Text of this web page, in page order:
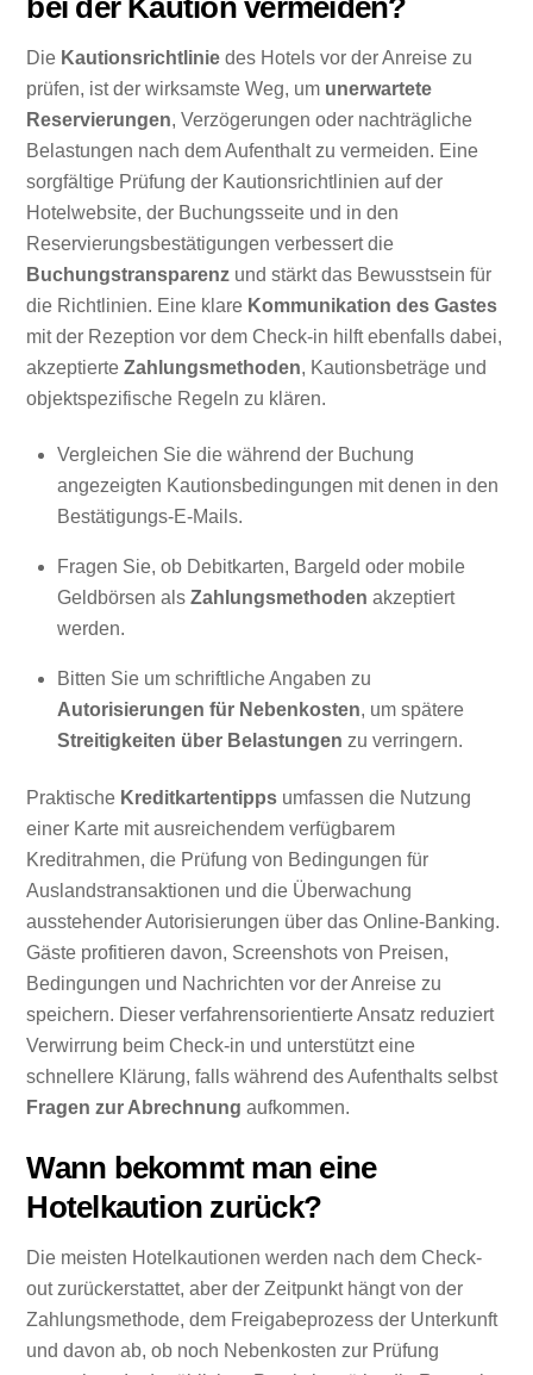
bei der Kaution vermeiden?
Die Kautionsrichtlinie des Hotels vor der Anreise zu
prüfen, ist der wirksamste Weg, um unerwartete
Reservierungen, Verzögerungen oder nachträgliche
Belastungen nach dem Aufenthalt zu vermeiden. Eine
sorgfältige Prüfung der Kautionsrichtlinien auf der
Hotelwebsite, der Buchungsseite und in den
Reservierungsbestätigungen verbessert die
Buchungstransparenz und stärkt das Bewusstsein für
die Richtlinien. Eine klare Kommunikation des Gastes
mit der Rezeption vor dem Check-in hilft ebenfalls dabei,
akzeptierteZahlungsmethoden, Kautionsbeträge und
objektspezifische Regeln zu klären.
Vergleichen Sie die während der Buchung
angezeigten Kautionsbedingungen mit denen in den
Bestätigungs-E-Mails.
Fragen Sie, ob Debitkarten, Bargeld oder mobile
Geldbörsen als Zahlungsmethoden akzeptiert
werden.
Bitten Sie um schriftliche Angaben zu
Autorisierungen für Nebenkosten, um spätere
Streitigkeiten über Belastungen zu verringern.
Praktische Kreditkartentipps umfassen die Nutzung
einer Karte mit ausreichendem verfügbarem
Kreditrahmen, die Prüfung von Bedingungen für
Auslandstransaktionen und die Überwachung
ausstehender Autorisierungen über das Online-Banking.
Gäste profitieren davon, Screenshots von Preisen,
Bedingungen und Nachrichten vor der Anreise zu
speichern. Dieser verfahrensorientierte Ansatz reduziert
Verwirrung beim Check-in und unterstützt eine
schnellere Klärung, falls während des Aufenthalts selbst
Fragen zur Abrechnung aufkommen.
Wann bekommt man eine
Hotelkaution zurück?
Die meisten Hotelkautionen werden nach dem Check-
out zurückerstattet, aber der Zeitpunkt hängt von der
Zahlungsmethode, dem Freigabeprozess der Unterkunft
und davon ab, ob noch Nebenkosten zur Prüfung